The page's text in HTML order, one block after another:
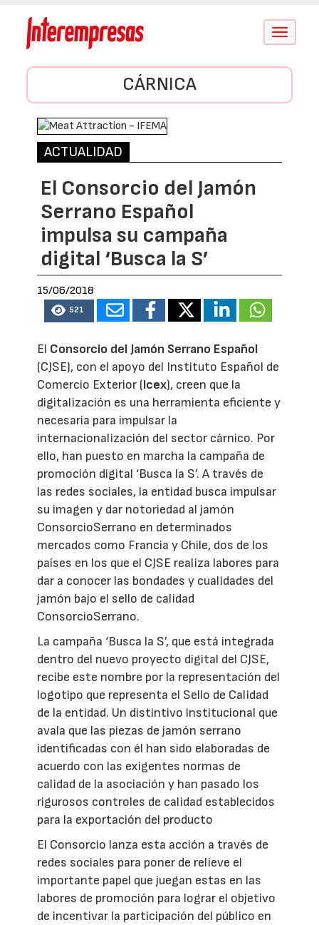
Conmutar
CÁRNICA
ACTUALIDAD
El Consorcio del Jamón
Serrano Español
impulsa su campaña
digital ‘Busca la S’
15/06/2018
521
El Consorcio del Jamón Serrano Español
(CJSE), con el apoyo del Instituto Español de
Comercio Exterior (Icex), creen que la
digitalización es una herramienta eficiente y
necesaria para impulsar la
internacionalización del sector cárnico. Por
ello, han puesto en marcha la campaña de
promoción digital ‘Busca la S’. A través de
las redes sociales, la entidad busca impulsar
su imagen y dar notoriedad al jamón
ConsorcioSerrano en determinados
mercados como Francia y Chile, dos de los
países en los que el CJSE realiza labores para
dar a conocer las bondades y cualidades del
jamón bajo el sello de calidad
ConsorcioSerrano.
La campaña ‘Busca la S’, que está integrada
dentro del nuevo proyecto digital del CJSE,
recibe este nombre por la representación del
logotipo que representa el Sello de Calidad
de la entidad. Un distintivo institucional que
avala que las piezas de jamón serrano
identificadas con él han sido elaboradas de
acuerdo con las exigentes normas de
calidad de la asociación y han pasado los
rigurosos controles de calidad establecidos
para la exportación del producto
El Consorcio lanza esta acción a través de
redes sociales para poner de relieve el
importante papel que juegan estas en las
labores de promoción para lograr el objetivo
de incentivar la participación del público en